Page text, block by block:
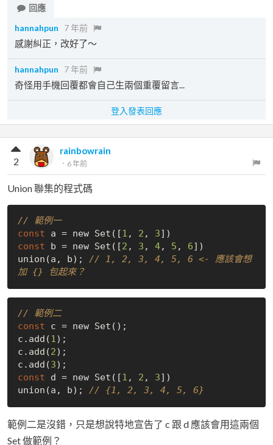
回應
hannahpun
7 年前
感謝糾正，改好了～
hannahpun 7 年前
奇怪用手機回覆都會自己生兩個重覆留言...
登入發表回應
rainbowrain
． 6 年前
2
Union 聯集的程式碼
// 範例一
const a = new Set([1 , 2 , 3
const b = new Set([2 , 3 , 4, 5 , 6])
union(a, b); // 1, 2, 3, 4, 5, 6 <- 應該會想
加 {} 包起來？
// 範例二
const c = new Set();
c.add(1);
c.add(2);
c.add(3
const d = new Set([1 , 2 , 3])
union(a, b); // {1, 2, 3, 4, 5, 6}
範例二是沒錯，只是想說特地宣告了 c 跟 d 應該會用這兩個
Set 做範例？